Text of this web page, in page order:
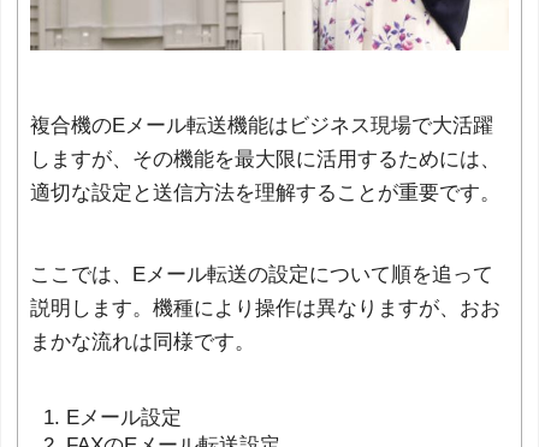
複合機のEメール転送機能はビジネス現場で大活躍
しますが、その機能を最大限に活用するためには、
適切な設定と送信方法を理解することが重要です。
ここでは、Eメール転送の設定について順を追って
説明します。機種により操作は異なりますが、おお
まかな流れは同様です。
Eメール設定